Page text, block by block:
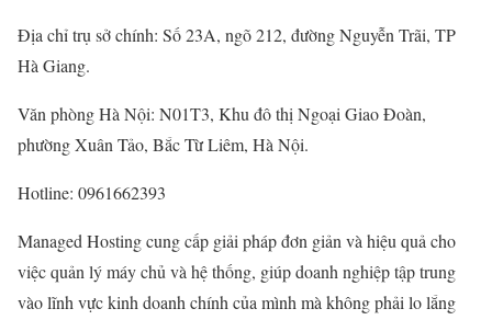
Địa chỉ trụ sở chính: Số 23A, ngõ 212, đường Nguyễn Trãi, TP
Hà Giang.
Văn phòng Hà Nội: N01T3, Khu đô thị Ngoại Giao Đoàn,
phường Xuân Tảo, Bắc Từ Liêm, Hà Nội.
Hotline: 0961662393
Managed Hosting cung cấp giải pháp đơn giản và hiệu quả cho
việc quản lý máy chủ và hệ thống, giúp doanh nghiệp tập trung
vào lĩnh vực kinh doanh chính của mình mà không phải lo lắng